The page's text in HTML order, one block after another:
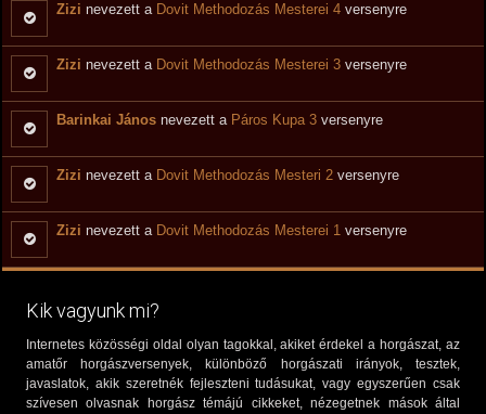
Zizi nevezett a Dovit Methodozás Mesterei 4 versenyre
Zizi nevezett a Dovit Methodozás Mesterei 3 versenyre
Barinkai János nevezett a Páros Kupa 3 versenyre
Zizi nevezett a Dovit Methodozás Mesteri 2 versenyre
Zizi nevezett a Dovit Methodozás Mesterei 1 versenyre
Kik vagyunk mi?
Internetes közösségi oldal olyan tagokkal, akiket érdekel a horgászat, az
amatőr horgászversenyek, különböző horgászati irányok, tesztek,
javaslatok, akik szeretnék fejleszteni tudásukat, vagy egyszerűen csak
szívesen olvasnak horgász témájú cikkeket, nézegetnek mások által